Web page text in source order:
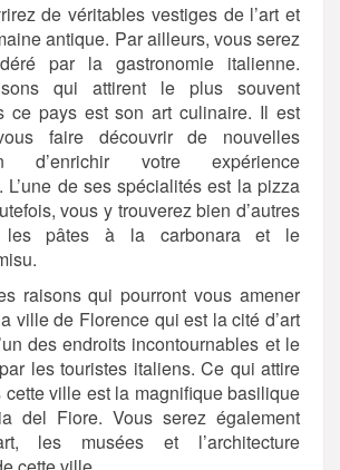
de véritables vestiges de l’art et
antique. Par ailleurs, vous serez
par la gastronomie italienne.
qui attirent le plus souvent
ce pays est son art culinaire. Il est
faire découvrir de nouvelles
d’enrichir votre expérience
L’une de ses spécialités est la pizza
vous y trouverez bien d’autres
les pâtes à la carbonara et le
raisons qui pourront vous amener
ville de Florence qui est la cité d’art
des endroits incontournables et le
les touristes italiens. Ce qui attire
cette ville est la magnifique basilique
del Fiore. Vous serez également
les musées et l’architecture